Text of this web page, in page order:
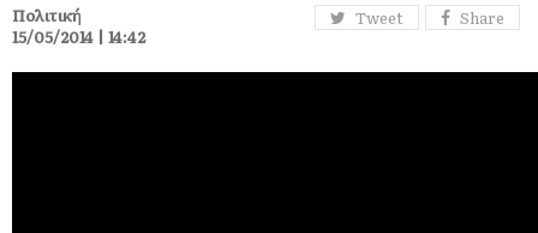
Tweet Share
Πολιτική
15/05/2014 | 14:42